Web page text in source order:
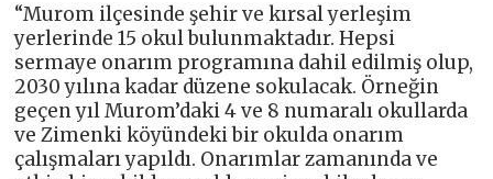
“Murom ilçesinde şehir ve kırsal yerleşim
yerlerinde 15 okul bulunmaktadır. Hepsi
sermaye onarım programına dahil edilmiş olup,
2030 yılına kadar düzene sokulacak. Örneğin
geçen yıl Murom’daki 4 ve 8 numaralı okullarda
ve Zimenki köyündeki bir okulda onarım
çalışmaları yapıldı. Onarımlar zamanında ve